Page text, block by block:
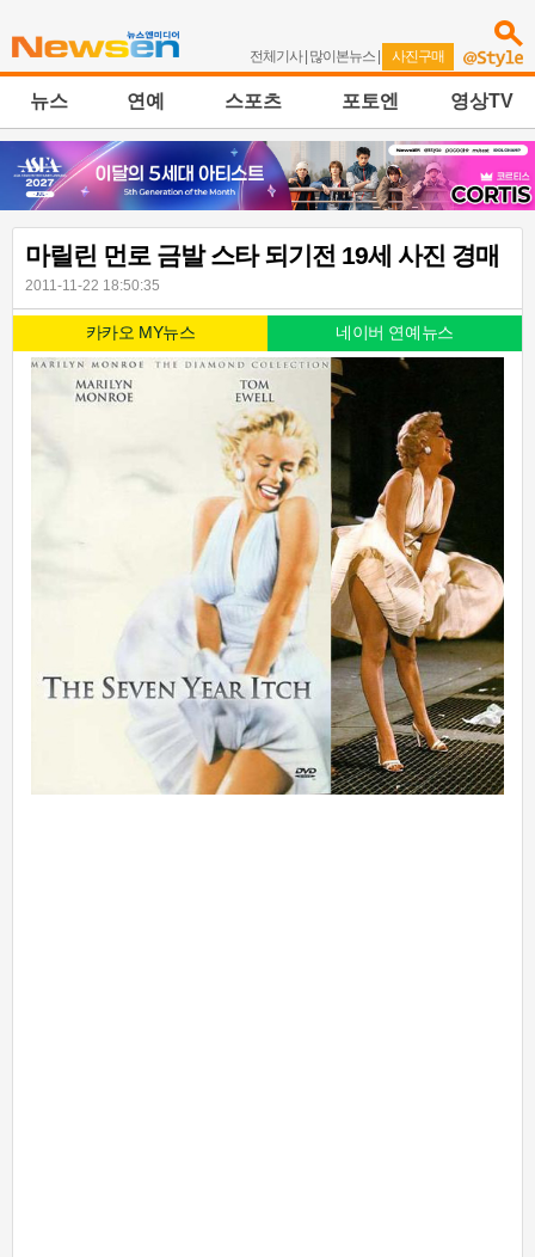
전체기사| 많이본뉴스 | 사진구매
뉴스 연예 스포츠 포토엔 영상TV
마릴린 먼로 금발 스타 되기전 19세 사진 경매
2011-11-22 18:50:35
카카오 MY뉴스 네이버 연예뉴스